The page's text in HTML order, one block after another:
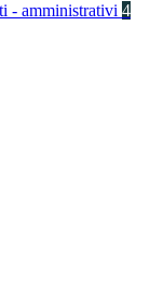
- amministrativi 4